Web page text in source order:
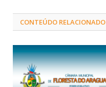
CONTEÚDO RELACIONADO